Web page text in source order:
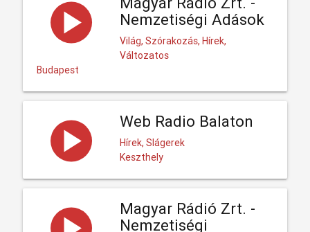
Nemzetiségi Adások
Világ, Szórakozás, Hírek,
Változatos
Budapest
Web Radio Balaton
Hírek, Slágerek
Keszthely
Magyar Rádió Zrt. -
Nemzetiségi